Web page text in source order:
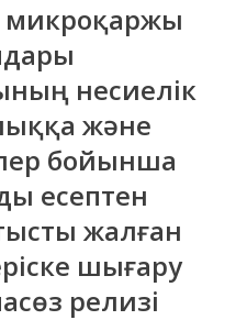
микроқаржы
несиелік
және
бойынша
есептен
жалған
шығару
релизі